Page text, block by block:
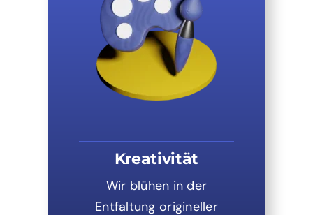
Kreativität
Wir blühen in der
Entfaltung origineller